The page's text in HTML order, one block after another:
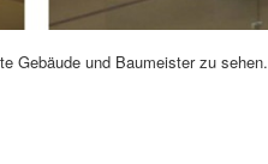
Gebäude und Baumeister zu sehen.